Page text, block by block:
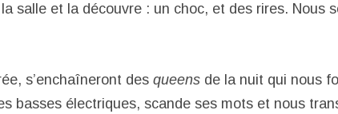
la salle et la découvre : un choc, et des rires. Nous
s’enchaîneront des queens de la nuit qui nous
basses électriques, scande ses mots et nous